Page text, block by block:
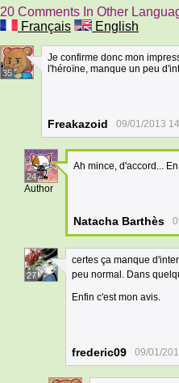
20 Comments In Other
Français
English
35
Je confirme donc mon
l'héroïne, manque un peu
Freakazoid 09/01/2013
24
Author
Ah mince, d'accord...
Natacha Barthès
27
certes ça manque
peu normal. Dans
Enfin c'est mon avis.
frederic09 09/01/